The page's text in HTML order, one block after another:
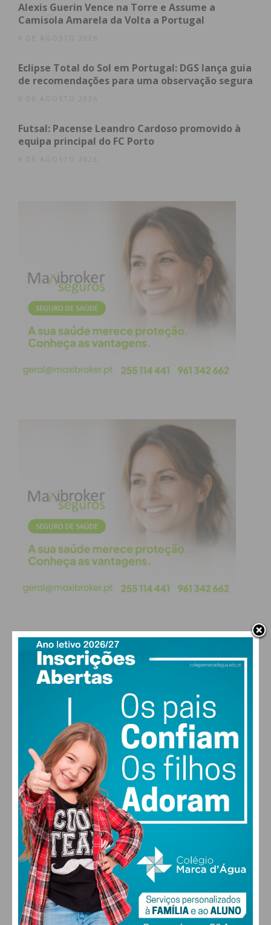
Subscreva a newsletter do
Assine nossa newsletter por e-mail e
obtenha de forma regular a informação
condições
Alexis Guerin Vence na Torre e Assume a
Camisola Amarela da Volta a Portugal
9 DE AGOSTO 2026
Eclipse Total do Sol em Portugal: DGS lança guia
de recomendações para uma observação segura
9 DE AGOSTO 2026
Futsal: Pacense Leandro Cardoso promovido à
equipa principal do FC Porto
9 DE AGOSTO 2026
PAÇOS DE FERREIRA
30°
vento: 5m/s O
MAX 30 • MIN 28
30°
SEG
31
TER
31°
QUA
32
QUI
FARMACIAS DE SERVIÇO EM PAÇOS DE